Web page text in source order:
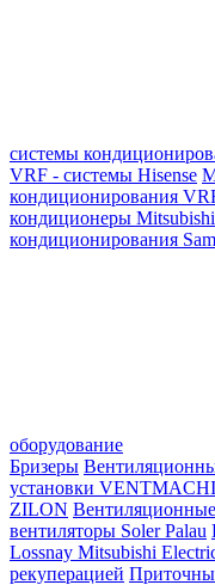
системы
VRF - системы Hisense
кондиционирования
кондиционеры
кондиционирования
оборудование
Бризеры
установки
ZILON
вентиляторы Soler Palau
Lossnay Mitsubishi
рекуперацией